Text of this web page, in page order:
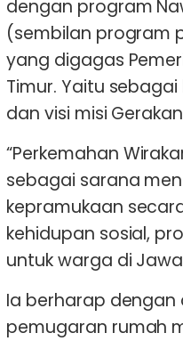
dengan program
(sembilan program
yang digagas
Timur. Yaitu
dan visi misi
“Perkemahan
sebagai sarana
kepramukaan
kehidupan sosial,
untuk warga di
Ia berharap
pemugaran rumah